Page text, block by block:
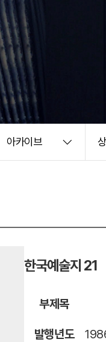
아카이브
한국예술지 21
부제목
발행년도